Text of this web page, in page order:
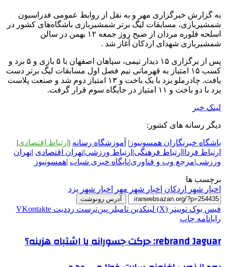
به گزارش خبرگزاری مهر و به نقل از روابط عمومی فدراسیون
شمشیربازی، مسابقات لیگ برتر شمشیربازی باشگاه‌های کشور در
اسلحه فلوره مردان از صبح روز جمعه ۱۲ بهمن در سالن
شمشیربازی شهدای اردکان آغاز شد .
پس از برگزاری ۱۵ دیدار تیمی، سپاهان اصفهان با ۵ بازی و ۵ برد و
کسب ۱۵ امتیاز به قهرمانی نیم فصل اول مسابقات لیگ برتر دست
یافت. چادرملو یزد با یک باخت و ۱۳ امتیاز دوم شد و صنعت پلاست
یزد با دو باخت و ۱۱ امتیاز در جایگاه سوم قرار گرفت.
لینک خبر
دیگر رسانه های کشور:
باشگاه خبرنگاران همسونیوز | آموزشگاه رسانه | ارتباط اقتصادی|
ارتباط فردا | ارتباط فرهنگی| ارتباط ورزشی|تهران اقتصادی |تهران
ورزشی|مرجع وب و فناوری|پایگاه خبری شباب |همسونیوز
برچسب ها
اخبار شهر اردکان اخبار شهر مهر اخبار شهر یزد
آدرس رونوشت
فیس بوک توییتر (X) لینکدین ‫تامبلر ‫پین‌ترست ‫رددیت ‫VKontakte
رایانامه چاپ
rebrand Jaguar: حرکت جسورانه یا اشتباه هزینه؟